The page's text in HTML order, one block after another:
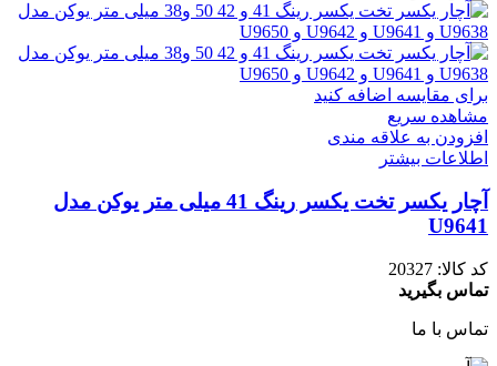
برای مقایسه اضافه کنید
مشاهده سریع
افزودن به علاقه مندی
اطلاعات بیشتر
آچار یکسر تخت یکسر رینگ 41 میلی متر یوکن مدل
U9641
کد کالا: 20327
تماس بگیرید
تماس با ما